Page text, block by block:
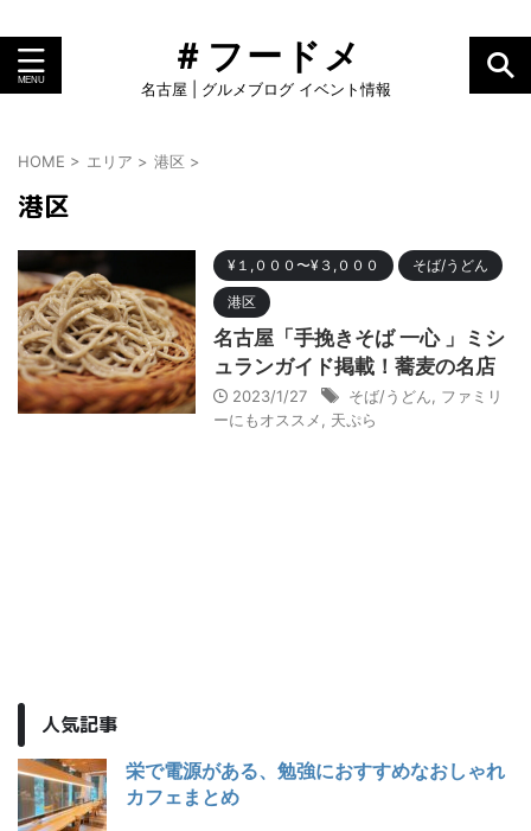
＃フードメ
名古屋 | グルメブログ イベント情報
HOME > エリア > 港区 >
港区
¥１,０００〜¥３,０００ そば/うどん
港区
名古屋「手挽きそば 一心 」ミシ
ュランガイド掲載！蕎麦の名店
2023/1/27 そば/うどん
ファミリ
ーにもオススメ
天ぷら
人気記事
栄で電源がある、勉強におすすめなおしゃれ
カフェまとめ